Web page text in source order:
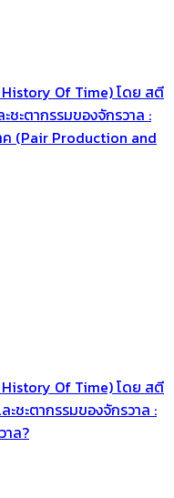
Of Time) โดย สตี
ชะตากรรมของจักรวาล :
ค (Pair Production and
Of Time) โดย สตี
ชะตากรรมของจักรวาล :
าล?